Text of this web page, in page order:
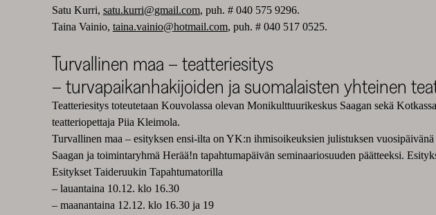
Satu Kurri, satu.kurri@gmail.com, puh. # 040 575 9296.
Taina Vainio, taina.vainio@hotmail.com, puh. # 040 517 0525.
Turvallinen maa – teatteriesitys
– turvapaikanhakijoiden ja suomalaisten yhteinen
Teatteriesitys toteutetaan Kouvolassa olevan Monikulttuurikeskus Saagan sekä
teatteriopettaja Piia Kleimola.
Turvallinen maa – esityksen ensi-ilta on YK:n ihmisoikeuksien julistuksen
Saagan ja toimintaryhmä Herää!n tapahtumapäivän seminaariosuuden päätteeksi.
Esitykset Taideruukin Tapahtumatorilla
– lauantaina 10.12. klo 16.30
– maanantaina 12.12. klo 16.30 ja 19